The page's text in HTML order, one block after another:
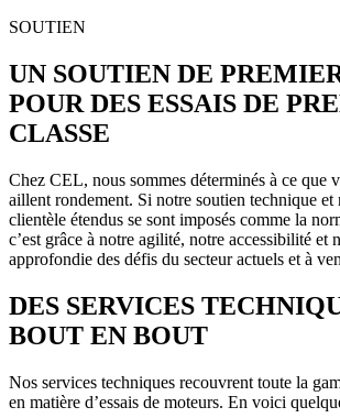
SOUTIEN
UN SOUTIEN DE
POUR DES ESSAIS DE
CLASSE
Chez CEL, nous sommes déterminés à ce que
aillent rondement. Si notre soutien technique et
clientèle étendus se sont imposés comme la
c’est grâce à notre agilité, notre accessibilité et
approfondie des défis du secteur actuels et à
DES SERVICES
BOUT EN BOUT
Nos services techniques recouvrent toute la
en matière d’essais de moteurs. En voici